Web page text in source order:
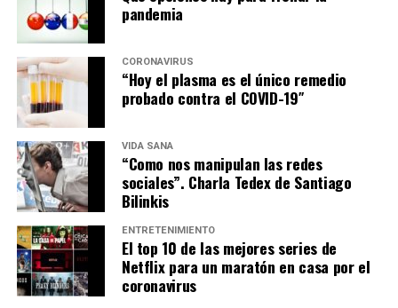
pandemia
CORONAVIRUS
“Hoy el plasma es el único remedio
probado contra el COVID-19″
VIDA SANA
“Como nos manipulan las redes
sociales”. Charla Tedex de Santiago
Bilinkis
ENTRETENIMIENTO
El top 10 de las mejores series de
Netflix para un maratón en casa por el
coronavirus